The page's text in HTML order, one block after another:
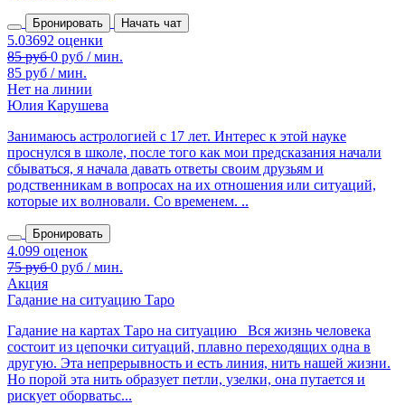
Бронировать Начать чат
85 руб / мин.
Нет на линии
Юлия Карушева
Занимаюсь астрологией с 17 лет. Интерес к этой науке
проснулся в школе, после того как мои предсказания начали
сбываться, я начала давать ответы своим друзьям и
родственникам в вопросах на их отношения или ситуаций,
которые их волновали. Со временем. ..
Бронировать
Акция
Гадание на ситуацию Таро
Гадание на картах Таро на ситуацию Вся жизнь человека
состоит из цепочки ситуаций, плавно переходящих одна в
другую. Эта непрерывность и есть линия, нить нашей жизни.
Но порой эта нить образует петли, узелки, она путается и
рискует оборватьс...